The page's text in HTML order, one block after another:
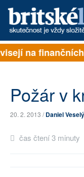
PŘIHLÁSIT
ARCHIV
na
Požár v
20. 2. 2013 /Daniel Veselý
čas čtení 3 minuty